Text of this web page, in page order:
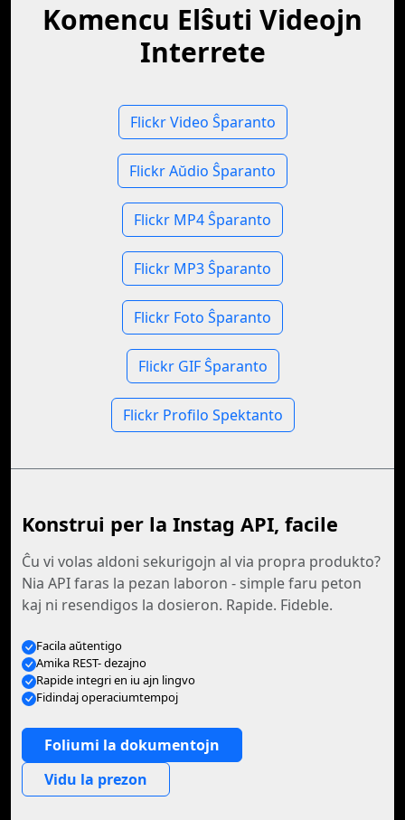
Komencu Elŝuti Videojn
Interrete
Flickr Video Ŝparanto
Flickr Aŭdio Ŝparanto
Flickr MP4 Ŝparanto
Flickr MP3 Ŝparanto
Flickr Foto Ŝparanto
Flickr GIF Ŝparanto
Flickr Profilo Spektanto
Konstrui per la Instag API, facile
Ĉu vi volas aldoni sekurigojn al via propra produkto?
Nia API faras la pezan laboron - simple faru peton
kaj ni resendigos la dosieron. Rapide. Fideble.
Facila aŭtentigo
Amika REST- dezajno
Rapide integri en iu ajn lingvo
Fidindaj operaciumtempoj
Foliumi la dokumentojn
Vidu la prezon